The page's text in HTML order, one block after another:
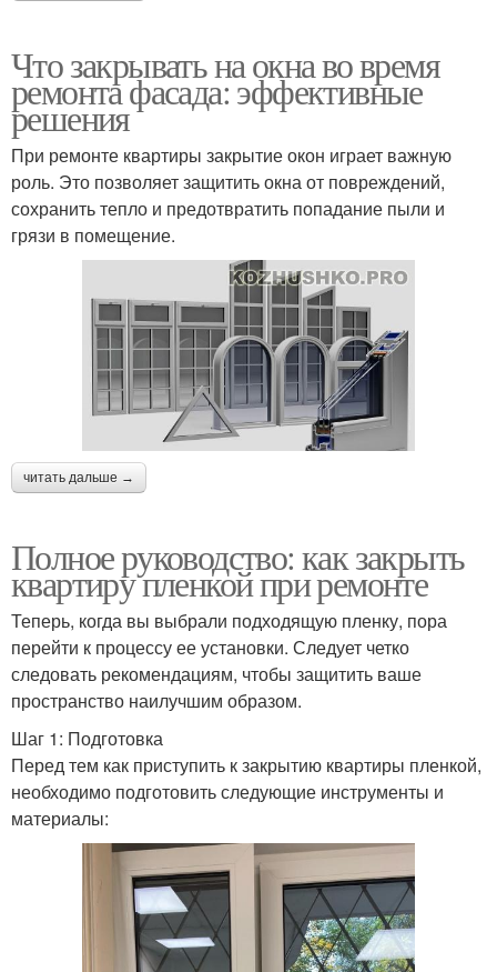
Что закрывать на окна во время
ремонта фасада: эффективные
решения
При ремонте квартиры закрытие окон играет важную
роль. Это позволяет защитить окна от повреждений,
сохранить тепло и предотвратить попадание пыли и
грязи в помещение.
читать дальше →
Полное руководство: как закрыть
квартиру пленкой при ремонте
Теперь, когда вы выбрали подходящую пленку, пора
перейти к процессу ее установки. Следует четко
следовать рекомендациям, чтобы защитить ваше
пространство наилучшим образом.
Шаг 1: Подготовка
Перед тем как приступить к закрытию квартиры пленкой,
необходимо подготовить следующие инструменты и
материалы: